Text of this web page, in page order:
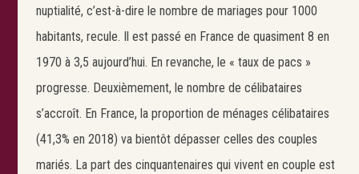
nuptialité, c’est-à-dire le nombre de mariages pour 1000
habitants, recule. Il est passé en France de quasiment 8 en
1970 à 3,5 aujourd’hui. En revanche, le « taux de pacs »
progresse. Deuxièmement, le nombre de célibataires
s’accroît. En France, la proportion de ménages célibataires
(41,3% en 2018) va bientôt dépasser celles des couples
mariés. La part des cinquantenaires qui vivent en couple est